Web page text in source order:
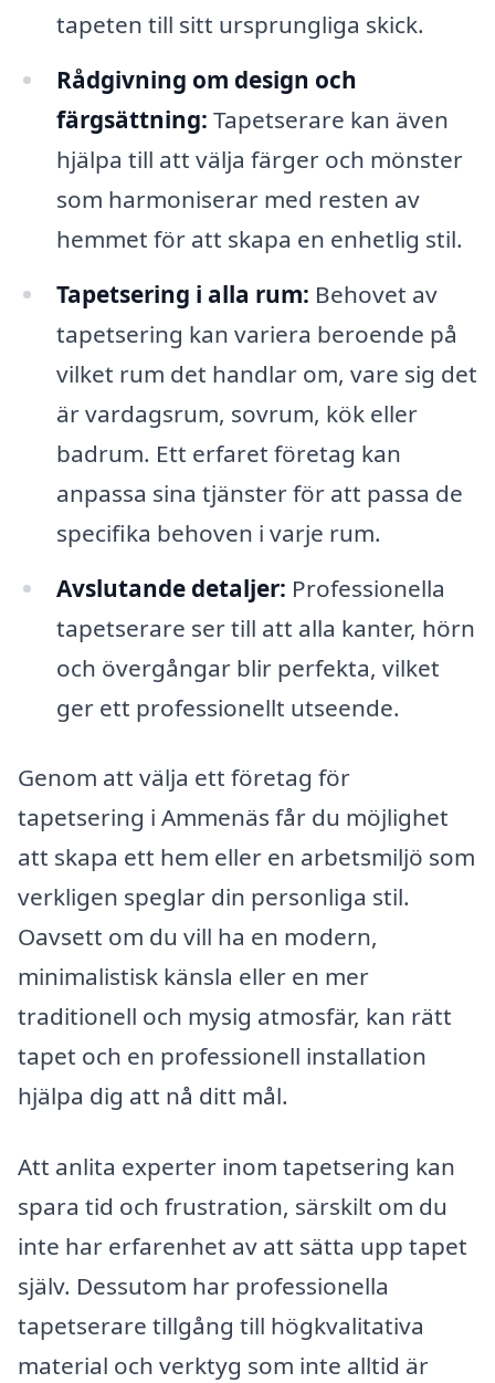
tapeten till sitt ursprungliga skick.
Rådgivning om design och
färgsättning: Tapetserare kan även
hjälpa till att välja färger och mönster
som harmoniserar med resten av
hemmet för att skapa en enhetlig stil.
Tapetsering i alla rum: Behovet av
tapetsering kan variera beroende på
vilket rum det handlar om, vare sig det
är vardagsrum, sovrum, kök eller
badrum. Ett erfaret företag kan
anpassa sina tjänster för att passa de
specifika behoven i varje rum.
Avslutande detaljer: Professionella
tapetserare ser till att alla kanter, hörn
och övergångar blir perfekta, vilket
ger ett professionellt utseende.
Genom att välja ett företag för
tapetsering i Ammenäs får du möjlighet
att skapa ett hem eller en arbetsmiljö som
verkligen speglar din personliga stil.
Oavsett om du vill ha en modern,
minimalistisk känsla eller en mer
traditionell och mysig atmosfär, kan rätt
tapet och en professionell installation
hjälpa dig att nå ditt mål.
Att anlita experter inom tapetsering kan
spara tid och frustration, särskilt om du
inte har erfarenhet av att sätta upp tapet
själv. Dessutom har professionella
tapetserare tillgång till högkvalitativa
material och verktyg som inte alltid är